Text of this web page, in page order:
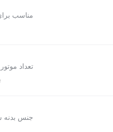
مناسب
تعداد موتور
جنس بدنه